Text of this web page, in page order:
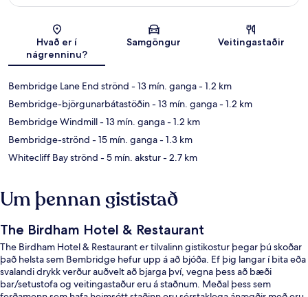
Kort
Hvað er í
nágrenninu?
Samgöngur Veitingastaðir
Bembridge Lane End strönd - 13 mín. ganga- 1.2 km
Bembridge-björgunarbátastöðin- 13 mín. ganga- 1.2 km
Bembridge Windmill- 13 mín. ganga- 1.2 km
Bembridge-strönd - 15 mín. ganga- 1.3 km
Whitecliff Bay strönd - 5 mín. akstur- 2.7 km
Um þennan gististað
The Birdham Hotel & Restaurant
The Birdham Hotel & Restaurant er tilvalinn gistikostur þegar þú skoðar
það helsta sem Bembridge hefur upp á að bjóða. Ef þig langar í bita eða
svalandi drykk verður auðvelt að bjarga því, vegna þess að bæði
bar/setustofa og veitingastaður eru á staðnum. Meðal þess sem